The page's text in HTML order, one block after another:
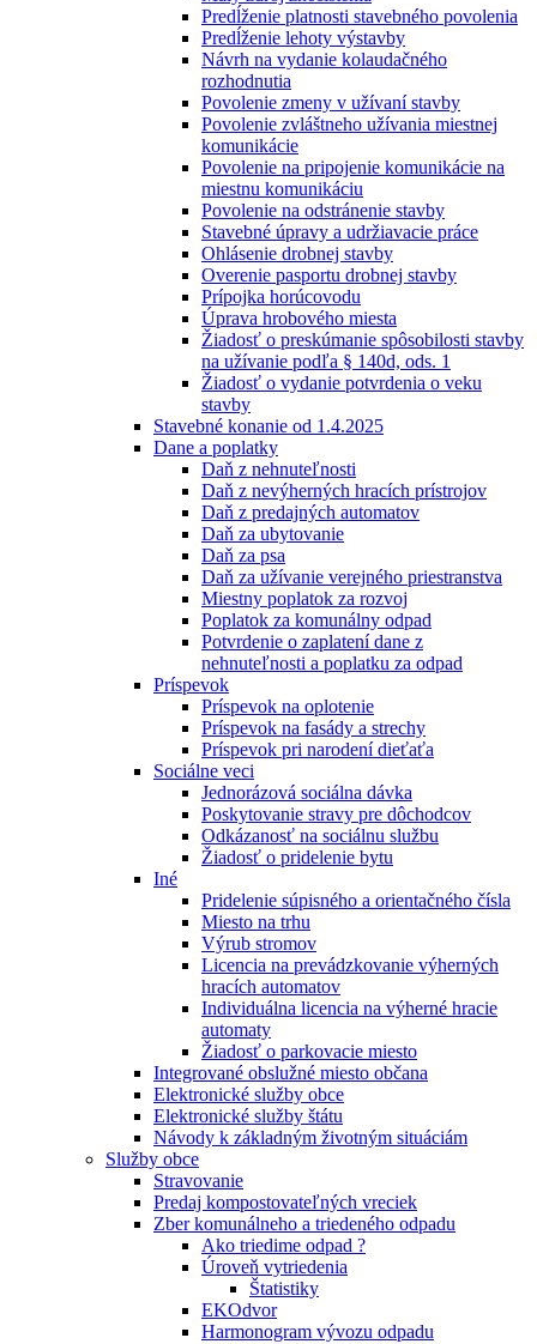
Predĺženie platnosti stavebného povolenia
Predĺženie lehoty výstavby
Návrh na vydanie kolaudačného
rozhodnutia
Povolenie zmeny v užívaní stavby
Povolenie zvláštneho užívania miestnej
komunikácie
Povolenie na pripojenie komunikácie na
miestnu komunikáciu
Povolenie na odstránenie stavby
Stavebné úpravy a udržiavacie práce
Ohlásenie drobnej stavby
Overenie pasportu drobnej stavby
Prípojka horúcovodu
Úprava hrobového miesta
Žiadosť o preskúmanie spôsobilosti stavby
na užívanie podľa § 140d, ods. 1
Žiadosť o vydanie potvrdenia o veku
stavby
Stavebné konanie od 1.4.2025
Dane a poplatky
Daň z nehnuteľnosti
Daň z nevýherných hracích prístrojov
Daň z predajných automatov
Daň za ubytovanie
Daň za psa
Daň za užívanie verejného priestranstva
Miestny poplatok za rozvoj
Poplatok za komunálny odpad
Potvrdenie o zaplatení dane z
nehnuteľnosti a poplatku za odpad
Príspevok
Príspevok na oplotenie
Príspevok na fasády a strechy
Príspevok pri narodení dieťaťa
Sociálne veci
Jednorázová sociálna dávka
Poskytovanie stravy pre dôchodcov
Odkázanosť na sociálnu službu
Žiadosť o pridelenie bytu
Iné
Pridelenie súpisného a orientačného čísla
Miesto na trhu
Výrub stromov
Licencia na prevádzkovanie výherných
hracích automatov
Individuálna licencia na výherné hracie
automaty
Žiadosť o parkovacie miesto
Integrované obslužné miesto občana
Elektronické služby obce
Elektronické služby štátu
Návody k základným životným situáciám
Služby obce
Stravovanie
Predaj kompostovateľných vreciek
Zber komunálneho a triedeného odpadu
Ako triedime odpad ?
Úroveň vytriedenia
Štatistiky
EKOdvor
Harmonogram vývozu odpadu